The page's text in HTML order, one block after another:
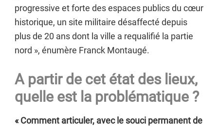
progressive et forte des espaces publics du cœur
historique, un site militaire désaffecté depuis
plus de 20 ans dont la ville a requalifié la partie
nord », énumère Franck Montaugé.
A partir de cet état des lieux,
quelle est la problématique ?
« Comment articuler, avec le souci permanent de